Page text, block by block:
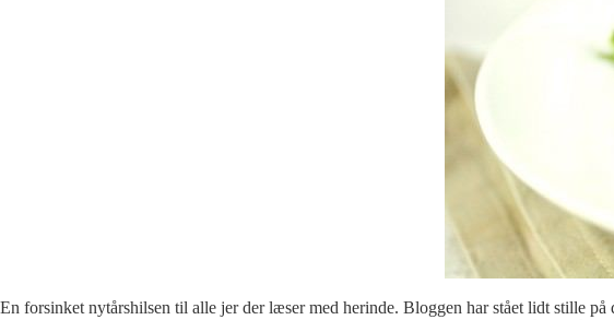
En forsinket nytårshilsen til alle jer der læser med herinde. Bloggen har stået lidt stille